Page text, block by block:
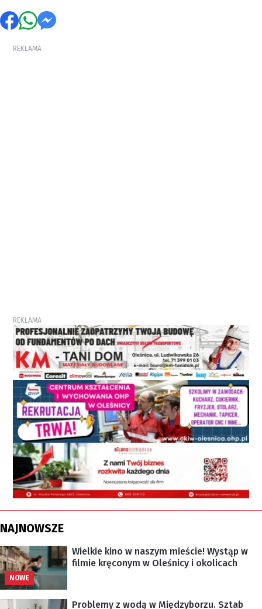
REKLAMA
REKLAMA
NAJNOWSZE
NOWE
Wielkie kino w naszym mieście! Wystąp w
filmie kręconym w Oleśnicy i okolicach
Problemy z wodą w Międzyborzu. Sztab